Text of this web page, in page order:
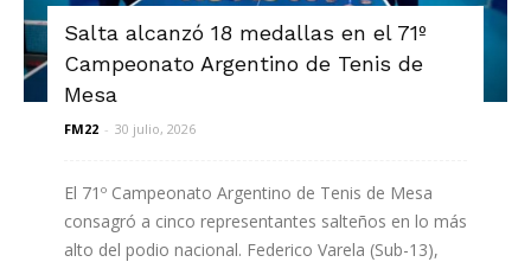
Salta alcanzó 18 medallas en el 71º
Campeonato Argentino de Tenis de
Mesa
FM22 - 30 julio, 2026
El 71º Campeonato Argentino de Tenis de Mesa
consagró a cinco representantes salteños en lo más
alto del podio nacional. Federico Varela (Sub-13),